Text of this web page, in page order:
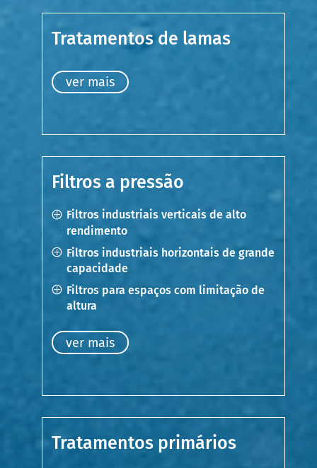
Tratamentos de lamas
ver mais
Filtros a pressão
Filtros industriais verticais de alto
rendimento
Filtros industriais horizontais de grande
capacidade
Filtros para espaços com limitação de
altura
ver mais
Tratamentos primários